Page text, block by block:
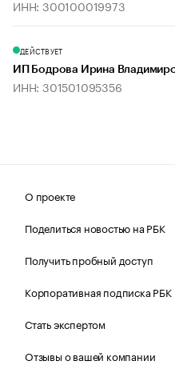
ИНН: 300100019973
ДЕЙСТВУЕТ
ИП Бодрова Ирина
ИНН: 301501095356
О проекте
Поделиться новостью на РБК
Получить пробный доступ
Корпоративная подписка РБК
Стать экспертом
Отзывы о вашей компании